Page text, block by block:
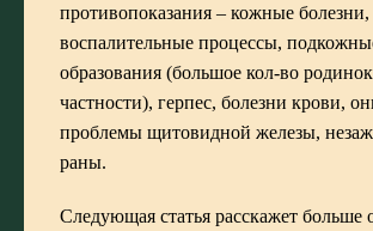
противопоказания – кожные болезни,
воспалительные процессы,
образования (большое кол-во
частности), герпес, болезни крови,
проблемы щитовидной железы,
раны.
Следующая статья расскажет больше